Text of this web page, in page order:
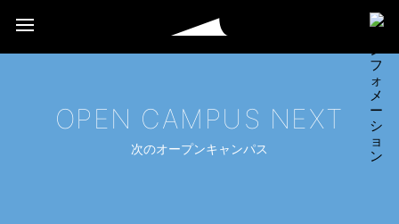
OPEN CAMPUS NEXT
次のオープンキャンパス